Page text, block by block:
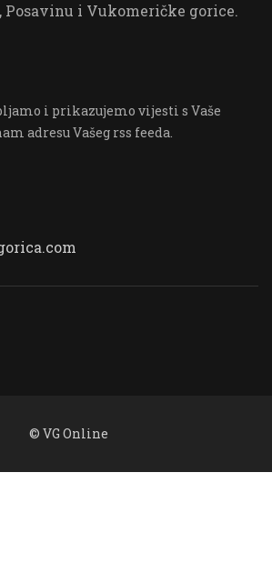
Posavinu i Vukomeričke gorice.
i prikazujemo vijesti s Vaše
adresu Vašeg rss feeda.
© VG Online